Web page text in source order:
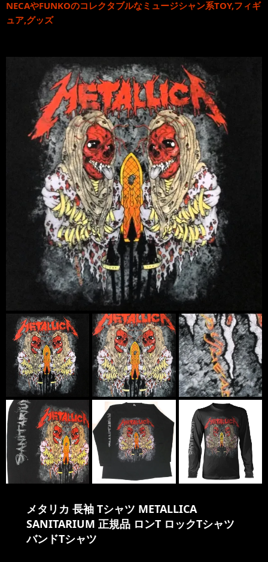
NECAやFUNKOのコレクタブルなミュージシャン系TOY,フィギ
ュア,グッズ
メタリカ 長袖 Tシャツ METALLICA
SANITARIUM 正規品 ロンT ロックTシャツ
バンドTシャツ